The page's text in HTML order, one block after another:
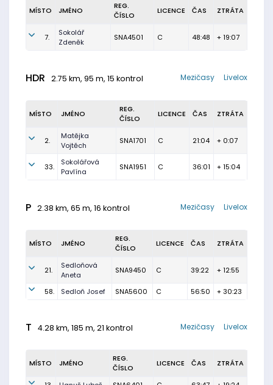
MÍSTO JMÉNO
REG.
ČÍSLO
LICENCE ČAS ZTRÁTA
7.
Sokolář
Zdeněk
SNA4501 C 48:48 + 19:07
HDR 2.75 km, 95 m, 15 kontrol Livelox
Mezičasy
MÍSTO JMÉNO
REG.
ČÍSLO
LICENCE ČAS ZTRÁTA
2.
Matějka
Vojtěch
SNA1701 C 21:04 + 0:07
33.
Sokolářová
Pavlína
SNA1951 C 36:01 + 15:04
P 2.38 km, 65 m, 16 kontrol Livelox
Mezičasy
MÍSTO JMÉNO
REG.
ČÍSLO
LICENCE ČAS ZTRÁTA
21.
Sedloňová
Aneta
SNA9450 C 39:22 + 12:55
58. Sedloň Josef SNA5600 C 56:50 + 30:23
T 4.28 km, 185 m, 21 kontrol Livelox
Mezičasy
MÍSTO JMÉNO
REG.
ČÍSLO
LICENCE ČAS ZTRÁTA